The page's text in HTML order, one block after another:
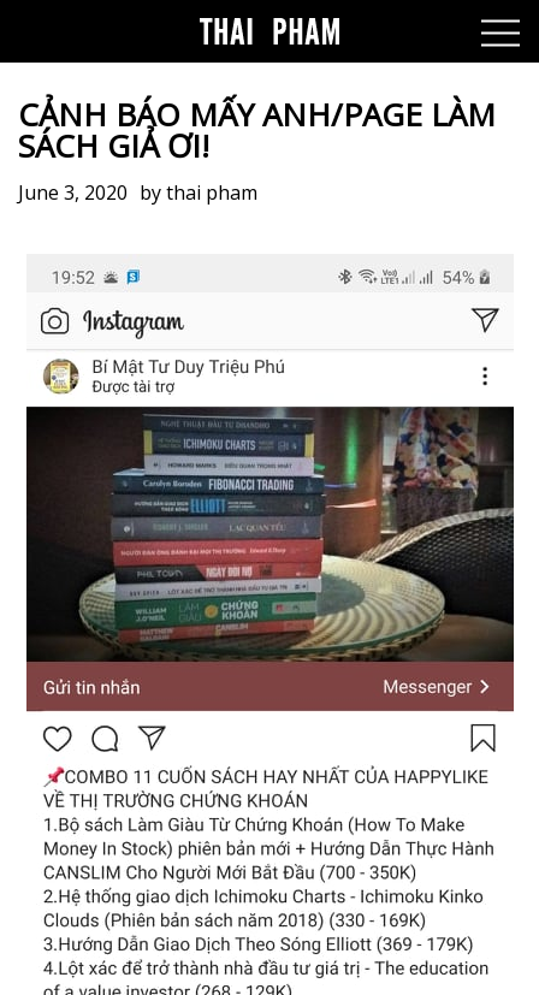
CẢNH BÁO MẤY ANH/PAGE LÀM
SÁCH GIẢ ƠI!
June 3, 2020 bythai pham